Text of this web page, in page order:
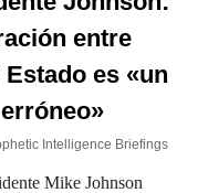
entre
es «un
Intelligence Briefings
Mike Johnson